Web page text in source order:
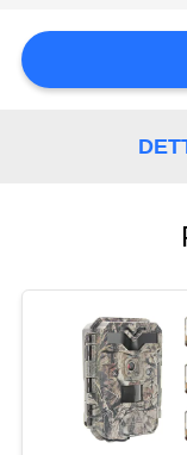
CHIEDI
UN
SITO
POLITICA
SULLA
PRIVACY